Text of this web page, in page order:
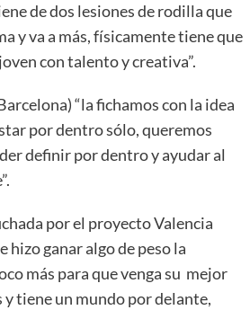
de dos lesiones de rodilla que
y va a más, físicamente tiene que
con talento y creativa”.
“la fichamos con la idea
por dentro sólo, queremos
definir por dentro y ayudar al
por el proyecto Valencia
hizo ganar algo de peso la
más para que venga su mejor
y tiene un mundo por delante,